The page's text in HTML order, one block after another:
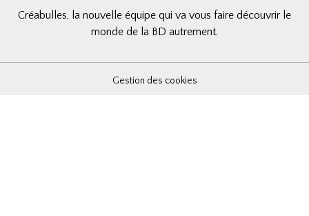
Créabulles, la nouvelle équipe qui va vous faire découvrir le
monde de la BD autrement.
Gestion des cookies